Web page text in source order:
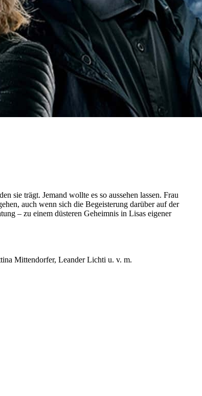
sie trägt. Jemand wollte es so aussehen lassen. Frau
auch wenn sich die Begeisterung darüber auf der
– zu einem düsteren Geheimnis in Lisas eigener
Mittendorfer, Leander Lichti u. v. m.